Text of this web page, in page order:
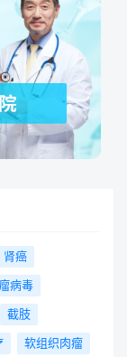
肾癌
病毒
截肢
软组织肉瘤